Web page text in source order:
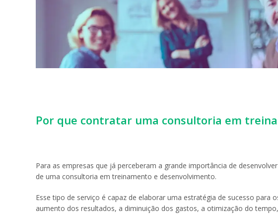
Por que contratar uma consultoria em
Para as empresas que já perceberam a grande importância de
de uma consultoria em treinamento e desenvolvimento.
Esse tipo de serviço é capaz de elaborar uma estratégia de sucesso
aumento dos resultados, a diminuição dos gastos, a otimização do